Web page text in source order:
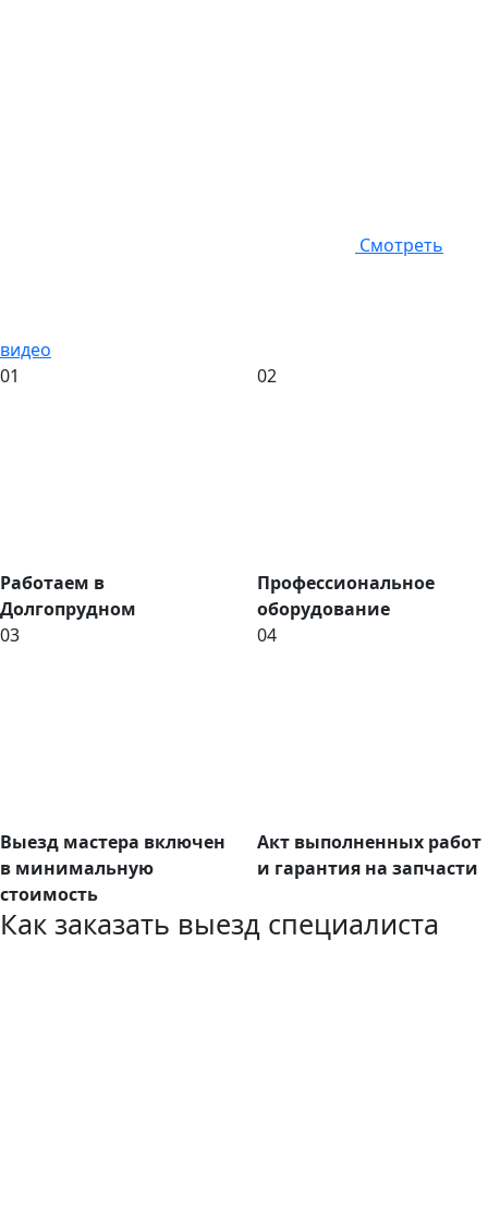
Смотреть
видео
01
Работаем в
Долгопрудном
02
Профессиональное
оборудование
03
Выезд мастера включен
в минимальную
стоимость
04
Акт выполненных работ
и гарантия на запчасти
Как заказать выезд специалиста